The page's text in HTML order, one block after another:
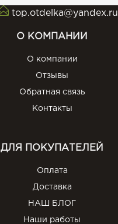
top.otdelka@yandex.ru
О КОМПАНИИ
О компании
Отзывы
Обратная связь
Контакты
ДЛЯ ПОКУПАТЕЛЕЙ
Оплата
Доставка
НАШ БЛОГ
Наши работы